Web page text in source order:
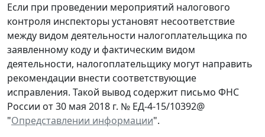
Если при проведении мероприятий налогового
контроля инспекторы установят несоответствие
между видом деятельности налогоплательщика по
заявленному коду и фактическим видом
деятельности, налогоплательщику могут направить
рекомендации внести соответствующие
исправления. Такой вывод содержит письмо ФНС
России от 30 мая 2018 г. № ЕД-4-15/10392@
"Опредставлении информации".